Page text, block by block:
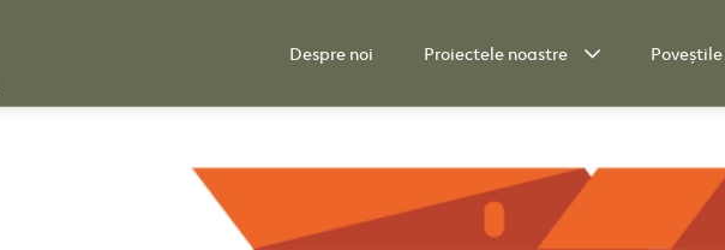
Despre noi
Proiectele noastre
Proiecte în desfășurare
Oameni de bine